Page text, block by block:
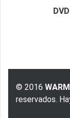
DVD
© 2016
reservados.